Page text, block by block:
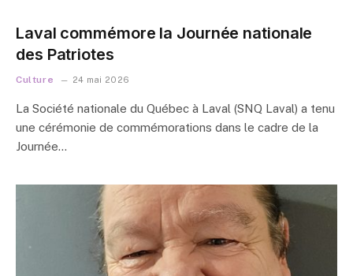
Laval commémore la Journée nationale
des Patriotes
Culture 24 mai 2026
La Société nationale du Québec à Laval (SNQ Laval) a tenu
une cérémonie de commémorations dans le cadre de la
Journée…